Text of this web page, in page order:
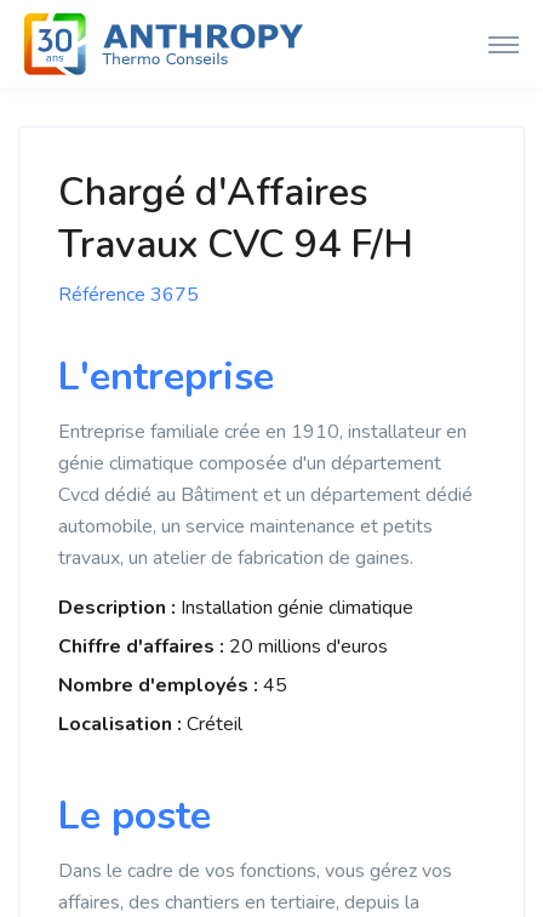
Chargé d'Affaires
Travaux CVC 94 F/H
Référence 3675
L'entreprise
Entreprise familiale crée en 1910, installateur en
génie climatique composée d'un département
Cvcd dédié au Bâtiment et un département dédié
automobile, un service maintenance et petits
travaux, un atelier de fabrication de gaines.
Description : Installation génie climatique
Chiffre d'affaires : 20 millions d'euros
Nombre d'employés : 45
Localisation : Créteil
Le poste
Dans le cadre de vos fonctions, vous gérez vos
affaires, des chantiers en tertiaire, depuis la